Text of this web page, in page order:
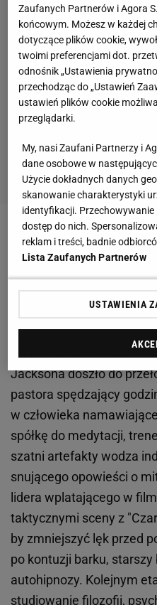
Na studiach był
strzelcem drużyny
wybierano go do piątki
graczy w kraju,
Krause, późniejszy
Na pierwszym roku, w
Jacksona doszło do
pastora spędzający
w człowieka
spółkę do medytacji,
szatni artefakty wodza
snującego opowieści o
lidera wplatającego w
taktycznymi sceny z
by zmniejszyć lęk przed
po kontuzji barku, starszy
autohipnozy. Kolejnym
studiowanie filozofii,
Zaufanych Partnerów i Agora
końcowym. Możesz w każdej
dotyczące plików cookie,
twoimi preferencjami dot.
odnośnik „Ustawienia
przechodząc do „Ustawień
ustawień plików cookie
przeglądarki.
My, nasi Zaufani Partnerzy i
dane osobowe w
Użycie dokładnych danych
skanowanie charakterystyki
identyfikacji.
dostęp do nich.
reklam i treści, badnie
Lista Zaufanych Partnerów
USTAWIENIA